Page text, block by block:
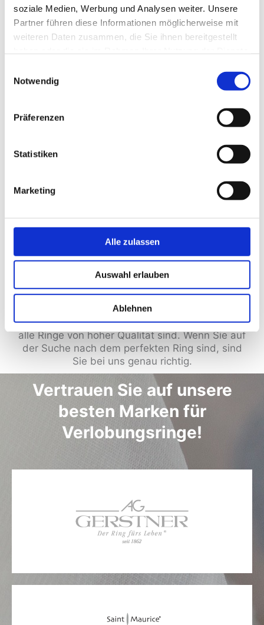
soziale Medien, Werbung und Analysen weiter. Unsere
Partner führen diese Informationen möglicherweise mit
weiteren Daten zusammen, die Sie ihnen bereitgestellt
Notwendig
Präferenzen
Statistiken
Marketing
Alle zulassen
Auswahl erlauben
Ablehnen
Wir bieten in unserem Trauringstudio mehrere
Kunden perfekt bei der Auswahl des
passenden Rings. Unsere Mitarbeiter sind
erfahrene Experten und achten darauf, dass
alle Ringe von hoher Qualität sind. Wenn Sie auf
der Suche nach dem perfekten Ring sind, sind
Sie bei uns genau richtig.
Vertrauen Sie auf unsere
besten Marken für
Verlobungsringe!